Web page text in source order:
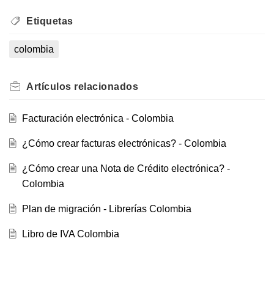
Etiquetas
colombia
Artículos relacionados
Facturación electrónica - Colombia
¿Cómo crear facturas electrónicas? - Colombia
¿Cómo crear una Nota de Crédito electrónica? -
Colombia
Plan de migración - Librerías Colombia
Libro de IVA Colombia